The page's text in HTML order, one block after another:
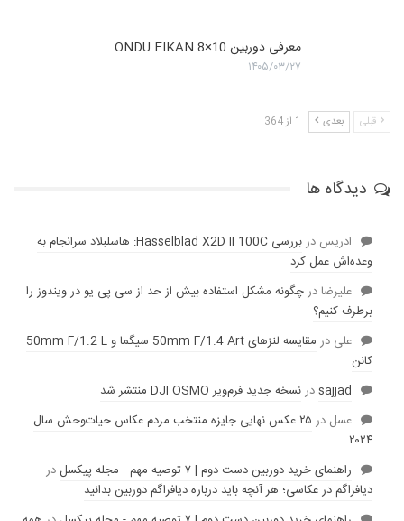
معرفی دوربین ONDU EIKAN 8×10
۱۴۰۵/۰۳/۲۷
قبلی بعدی 1 از 364
دیدگاه ها
ادریس در
بررسی Hasselblad X2D II 100C: هاسلبلاد سرانجام به
وعده‌‌اش عمل کرد
عليرضادرچگونه مشکل استفاده بیش از حد از سی پی یو در ویندوز را
برطرف کنیم؟
علی در
مقایسه لنز‌های 50mm F/1.4 Art سیگما و 50mm F/1.2 L
کانن
sajjadدرنسخه جدید فرم‌ویر DJI OSMO منتشر شد
عسل در
۲۵ عکس نهایی جایزه منتخب مردم عکاس حیات‌وحش سال
۲۰۲۴
راهنمای خرید دوربین دست دوم | ۷ توصیه مهم - مجله پیکسل
در
دیافراگم در عکاسی؛ هر آنچه باید درباره دیافراگم دوربین بدانید